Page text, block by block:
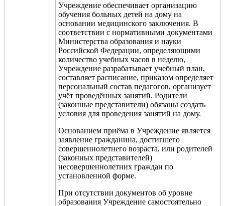
Учреждение обеспечивает организацию
обучения больных детей на дому на
основании медицинского заключения. В
соответствии с нормативными документами
Министерства образования и науки
Российской Федерации, определяющими
количество учебных часов в неделю,
Учреждение разрабатывает учебный план,
составляет расписание, приказом определяет
персональный состав педагогов, организует
учёт проведённых занятий. Родители
(законные представители) обязаны создать
условия для проведения занятий на дому.
Основанием приёма в Учреждение является
заявление гражданина, достигшего
совершеннолетнего возраста, или родителей
(законных представителей)
несовершеннолетних граждан по
установленной форме.
При отсутствии документов об уровне
образования Учреждение самостоятельно